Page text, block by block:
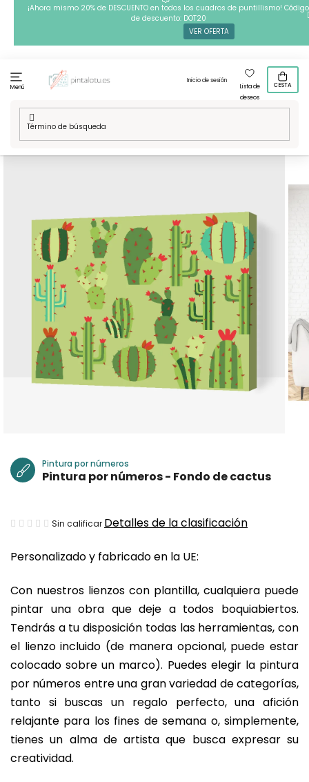
contenido
¡Ahora mismo 20% de DESCUENTO en todos los cuadros de puntillismo! Código
de descuento: DOT20
VER OFERTA
Menú
Inicio de sesión
Lista de
deseos
CESTA
Inicio
/ Técnicas / Pintura por números / Pintura por números
- Fondo de cactus
Personalizado y fabricado en la UE:
Con nuestros lienzos con plantilla, cualquiera puede
pintar una obra que deje a todos boquiabiertos.
Tendrás a tu disposición todas las herramientas, con
el lienzo incluido (de manera opcional, puede estar
colocado sobre un marco). Puedes elegir la pintura
por números entre una gran variedad de categorías,
tanto si buscas un regalo perfecto, una afición
relajante para los fines de semana o, simplemente,
tienes un alma de artista que busca expresar su
creatividad.
Pintura por números
Pintura por números - Fondo de cactus
La
media
producto
es
de
0,0
sobre
5
estrellas.
Sin calificar Detalles de la clasificación